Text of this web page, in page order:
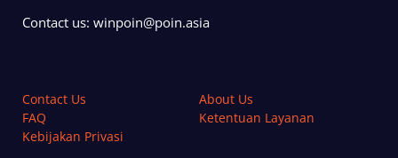
Contact us: winpoin@poin.asia
Contact Us
About Us
FAQ
Ketentuan Layanan
Kebijakan Privasi